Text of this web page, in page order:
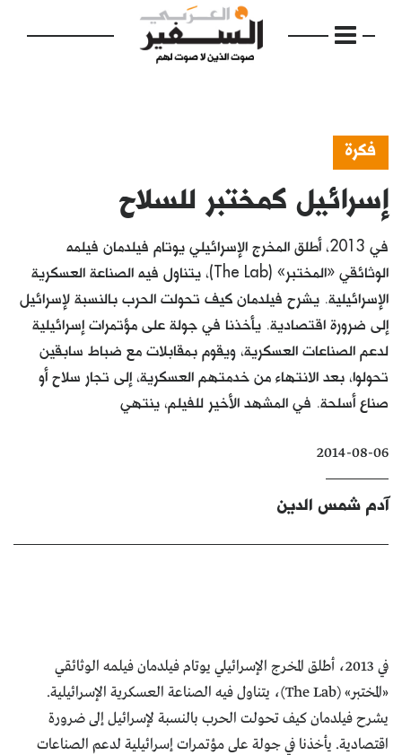
الرئيسية
إفتتاحية
فكرة
دفاتر
بالصورة
الأرشيف
فكرة
إسرائيل كمختبر للسلاح
في 2013، أطلق المخرج الإسرائيلي يوتام فيلدمان فيلمه
الوثائقي «المختبر» (The Lab)، يتناول فيه الصناعة العسكرية
الإسرائيلية. يشرح فيلدمان كيف تحولت الحرب بالنسبة لإسرائيل
إلى ضرورة اقتصادية. يأخذنا في جولة على مؤتمرات إسرائيلية
لدعم الصناعات العسكرية، ويقوم بمقابلات مع ضباط سابقين
تحولوا، بعد الانتهاء من خدمتهم العسكرية، إلى تجار سلاح أو
صناع أسلحة. في المشهد الأخير للفيلم، ينتهي
2014-08-06
آدم شمس الدين
في 2013، أطلق المخرج الإسرائيلي يوتام فيلدمان فيلمه الوثائقي
«المختبر» (The Lab)، يتناول فيه الصناعة العسكرية الإسرائيلية.
يشرح فيلدمان كيف تحولت الحرب بالنسبة لإسرائيل إلى ضرورة
اقتصادية. يأخذنا في جولة على مؤتمرات إسرائيلية لدعم الصناعات